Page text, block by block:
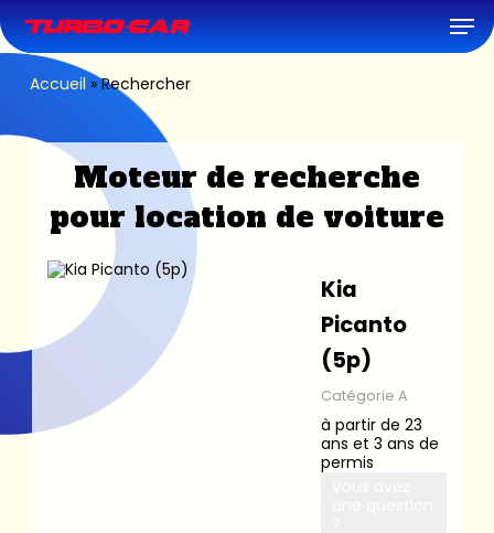
to
main
content
Accueil »Rechercher
Moteur de recherche
pour location de voiture
Kia
Picanto
(5p)
Catégorie A
à partir de 23
ans et 3 ans de
permis